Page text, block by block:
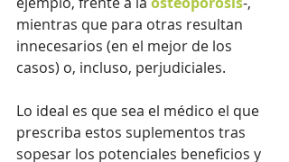
mientras que para otras resultan
innecesarios (en el mejor de los
casos) o, incluso, perjudiciales.
Lo ideal es que sea el médico el que
prescriba estos suplementos tras
sopesar los potenciales beneficios y